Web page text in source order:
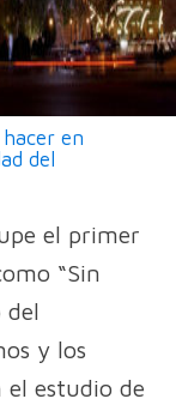
en
del
el primer
“Sin
del
y los
el estudio de